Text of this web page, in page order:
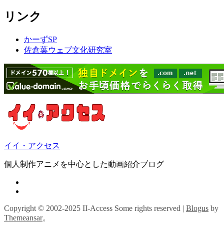
リンク
かーずSP
佐倉葉ウェブ文化研究室
イイ・アクセス
個人制作アニメを中心とした動画紹介ブログ
Copyright © 2002-2025 II-Access Some rights reserved | Blogus by
Themeansar。